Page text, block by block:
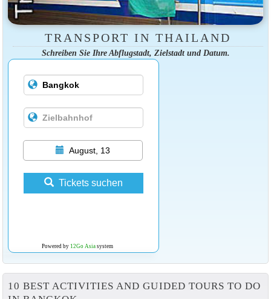
TRANSPORT IN THAILAND
Schreiben Sie Ihre Abflugstadt, Zielstadt und Datum.
August, 13
Tickets suchen
Powered by 12Go Asiasystem
10 BEST ACTIVITIES AND GUIDED TOURS TO DO